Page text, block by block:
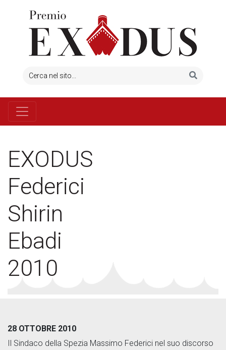
EXODUS
Federici
Shirin
Ebadi
2010
28 OTTOBRE 2010
Il Sindaco della Spezia Massimo Federici nel suo discorso